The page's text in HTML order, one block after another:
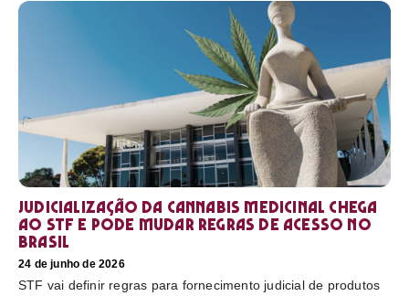
Judicialização da cannabis medicinal chega
ao STF e pode mudar regras de acesso no
Brasil
24 de junho de 2026
STF vai definir regras para fornecimento judicial de produtos